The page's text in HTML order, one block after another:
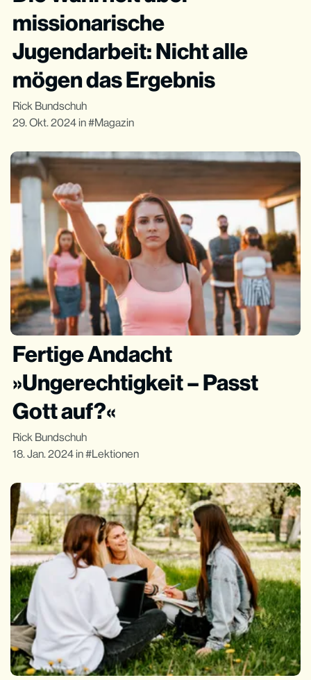
missionarische
Jugendarbeit: Nicht alle
mögen das Ergebnis
Rick Bundschuh
29. Okt. 2024 in Magazin
Fertige Andacht
»Ungerechtigkeit – Passt
Gott auf?«
Rick Bundschuh
18. Jan. 2024 in Lektionen